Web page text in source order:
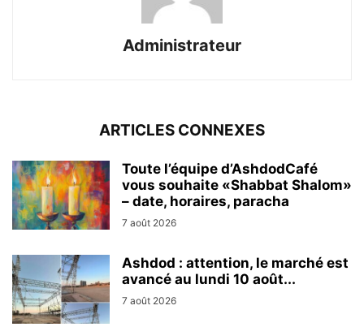
Administrateur
ARTICLES CONNEXES
Toute l’équipe d’AshdodCafé
vous souhaite «Shabbat Shalom»
– date, horaires, paracha
7 août 2026
Ashdod : attention, le marché est
avancé au lundi 10 août...
7 août 2026